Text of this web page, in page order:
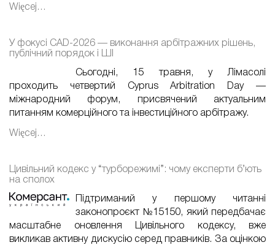
Więcej…
У фокусі CAD-2026 — виконання арбітражних рішень,
публічний порядок і ШІ
Сьогодні, 15 травня, у Лімасолі
проходить четвертий Cyprus Arbitration Day —
міжнародний форум, присвячений актуальним
питанням комерційного та інвестиційного арбітражу.
Więcej…
Цивільний кодекс у “турборежимі”: чому експерти б’ють
на сполох
Підтриманий у першому читанні
законопроєкт №15150, який передбачає
масштабне оновлення Цивільного кодексу, вже
викликав активну дискусію серед правників. За оцінкою